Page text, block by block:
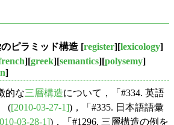
ピラミッド構造 [register][lexicology]
][greek][semantics][polysemy]
]
的な三層構造について，「#334. 英語
([2010-03-27-1])，「#335. 日本語語彙
03-28-1])，「#1296. 三層構造の例を